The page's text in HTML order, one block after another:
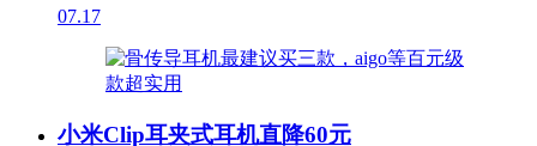
07.17
小米Clip耳夹式耳机直降60元